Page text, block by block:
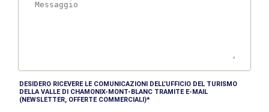
DESIDERO RICEVERE LE COMUNICAZIONI DELL’UFFICIO DEL TURISMO
DELLA VALLE DI CHAMONIX-MONT-BLANC TRAMITE E-MAIL
(NEWSLETTER, OFFERTE COMMERCIALI)